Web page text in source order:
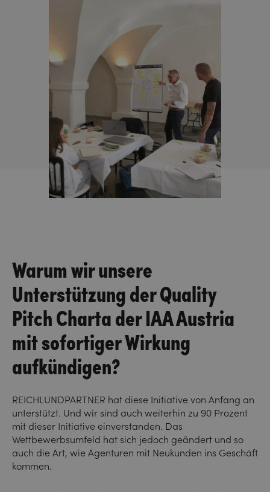
Warum wir unsere
Unterstützung der Quality
Pitch Charta der IAA Austria
mit sofortiger Wirkung
aufkündigen?
REICHLUNDPARTNER hat diese Initiative von Anfang an
unterstützt. Und wir sind auch weiterhin zu 90 Prozent
mit dieser Initiative einverstanden. Das
Wettbewerbsumfeld hat sich jedoch geändert und so
auch die Art, wie Agenturen mit Neukunden ins Geschäft
kommen.